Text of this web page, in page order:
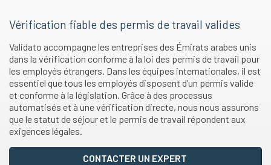
Vérification fiable des permis de travail valides
Validato accompagne les entreprises des Émirats arabes unis
dans la vérification conforme à la loi des permis de travail pour
les employés étrangers. Dans les équipes internationales, il est
essentiel que tous les employés disposent d’un permis valide
et conforme à la législation. Grâce à des processus
automatisés et à une vérification directe, nous nous assurons
que le statut de séjour et le permis de travail répondent aux
exigences légales.
CONTACTER UN EXPERT